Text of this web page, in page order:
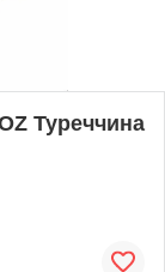
Туреччина